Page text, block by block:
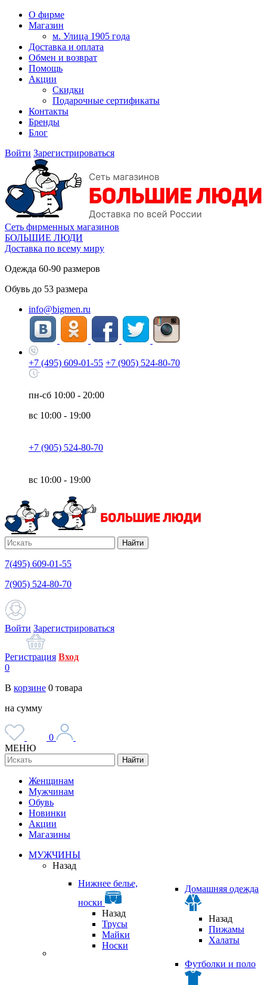
О фирме
Магазин
м. Улица 1905 года
Доставка и оплата
Обмен и возврат
Помощь
Акции
Скидки
Подарочные сертификаты
Контакты
Бренды
Блог
Войти Зарегистрироваться
Сеть фирменных магазинов
БОЛЬШИЕ ЛЮДИ
Доставка по всему миру
Одежда 60-90 размеров
Обувь до 53 размера
info@bigmen.ru
+7 (495) 609-01-55 +7 (905) 524-80-70
пн-сб 10:00 - 20:00
вс 10:00 - 19:00
+7 (905) 524-80-70
вс 10:00 - 19:00
Найти
7(495) 609-01-55
7(905) 524-80-70
Войти Зарегистрироваться
Регистрация Вход
0
В корзине 0 товара
на сумму
0
МЕНЮ
Найти
Женщинам
Мужчинам
Обувь
Новинки
Акции
Магазины
МУЖЧИНЫ
Назад
Нижнее белье,
носки
Назад
Трусы
Майки
Носки
Домашняя одежда
Назад
Пижамы
Халаты
Футболки и поло